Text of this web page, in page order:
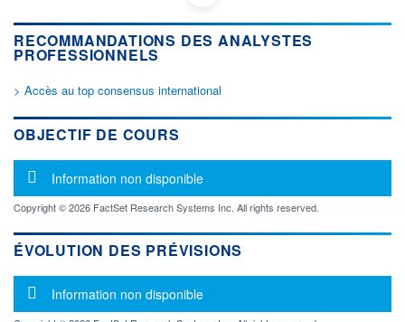
DONNÉES TEMPS DIFFÉRÉ
Politique d'exécution
17h40 19h50
1,00
INDICE DE RÉFÉRENCE
OUVERTURE
1,0200 1,0400
RECOMMANDATIONS DES ANALYSTES
PROFESSIONNELS
> Accès au top consensus international
OBJECTIF DE COURS
Message d'information
Information non disponible
Copyright © 2026 FactSet Research Systems Inc. All rights reserved.
ÉVOLUTION DES PRÉVISIONS
Message d'information
Information non disponible